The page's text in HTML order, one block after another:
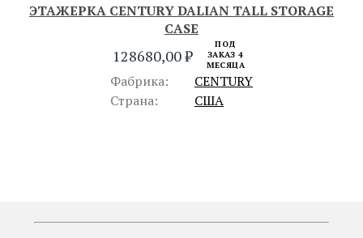
ЭТАЖЕРКА CENTURY DALIAN TALL STORAGE
CASE
128680,00₽
ПОД
ЗАКАЗ 4
МЕСЯЦА
Фабрика:
CENTURY
Страна:
США